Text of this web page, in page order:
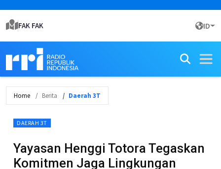
FAK FAK ID
Home Berita Daerah 3T
DAERAH 3T
Yayasan Henggi Totora Tegaskan
Komitmen Jaga Lingkungan